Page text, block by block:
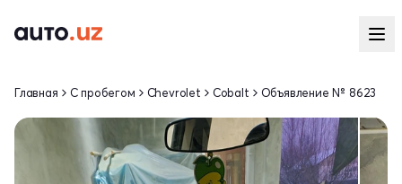
Главная С пробегом Chevrolet Cobalt Объявление № 8623